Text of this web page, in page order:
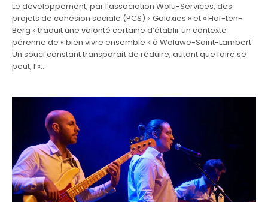
Le développement, par l’association Wolu-Services, des
projets de cohésion sociale (PCS) « Galaxies » et « Hof-ten-
Berg » traduit une volonté certaine d’établir un contexte
pérenne de « bien vivre ensemble » à Woluwe-Saint-Lambert.
Un souci constant transparaît de réduire, autant que faire se
peut, l’«…